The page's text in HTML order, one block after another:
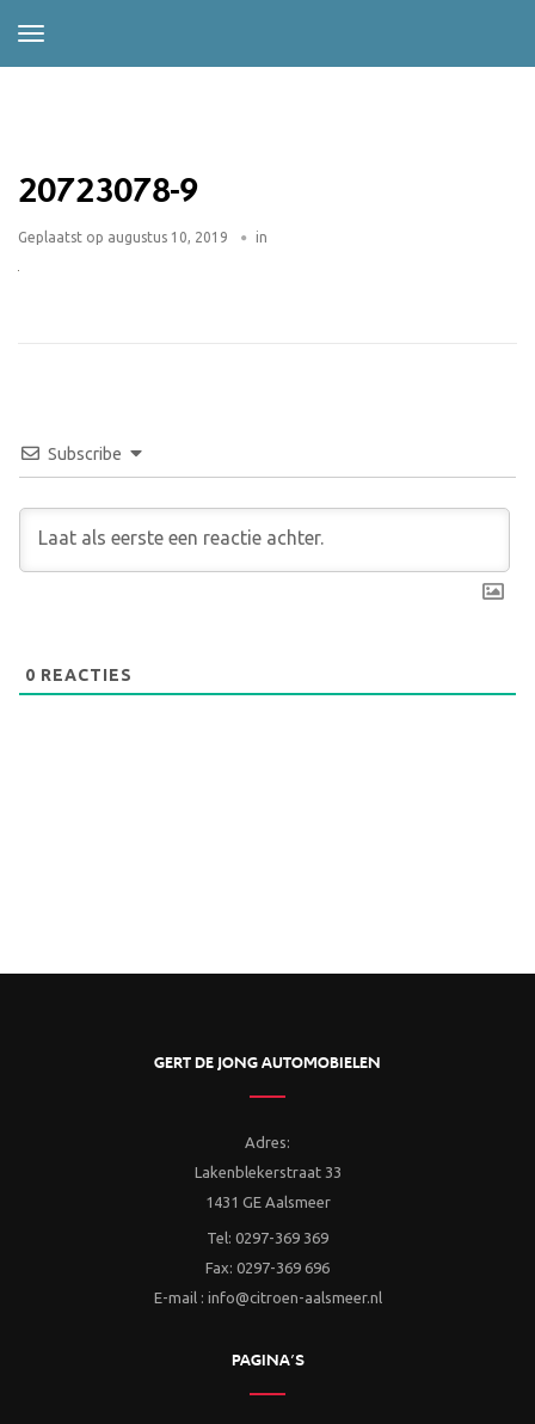
20723078-9
Geplaatst op augustus 10, 2019 in
Subscribe
0 REACTIES
GERT DE JONG AUTOMOBIELEN
Adres:
Lakenblekerstraat 33
1431 GE Aalsmeer
Tel: 0297-369 369
Fax: 0297-369 696
E-mail : info@citroen-aalsmeer.nl
PAGINA’S